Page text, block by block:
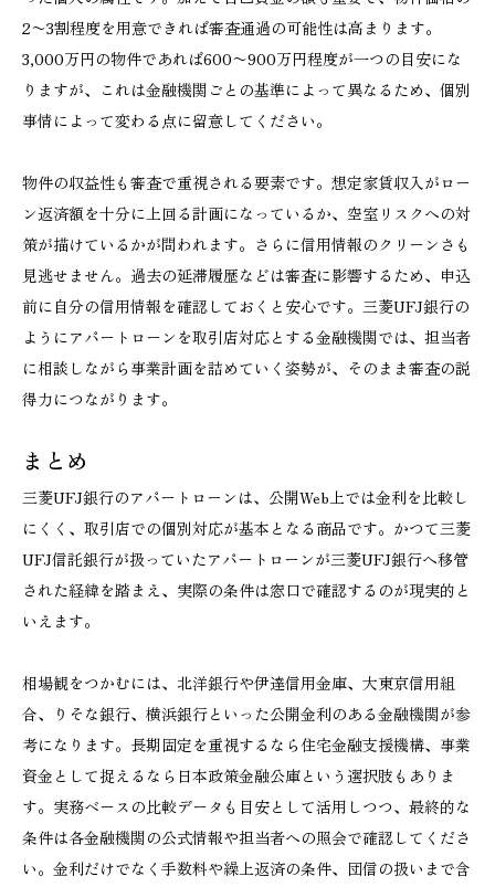
2〜3割程度を用意できれば審査通過の可能性は高まります。
3,000万円の物件であれば600〜900万円程度が一つの目安にな
りますが、これは金融機関ごとの基準によって異なるため、個別
事情によって変わる点に留意してください。
物件の収益性も審査で重視される要素です。想定家賃収入がロー
ン返済額を十分に上回る計画になっているか、空室リスクへの対
策が描けているかが問われます。さらに信用情報のクリーンさも
見逃せません。過去の延滞履歴などは審査に影響するため、申込
前に自分の信用情報を確認しておくと安心です。三菱UFJ銀行の
ようにアパートローンを取引店対応とする金融機関では、担当者
に相談しながら事業計画を詰めていく姿勢が、そのまま審査の説
得力につながります。
まとめ
三菱UFJ銀行のアパートローンは、公開Web上では金利を比較し
にくく、取引店での個別対応が基本となる商品です。かつて三菱
UFJ信託銀行が扱っていたアパートローンが三菱UFJ銀行へ移管
された経緯を踏まえ、実際の条件は窓口で確認するのが現実的と
いえます。
相場観をつかむには、北洋銀行や伊達信用金庫、大東京信用組
合、りそな銀行、横浜銀行といった公開金利のある金融機関が参
考になります。長期固定を重視するなら住宅金融支援機構、事業
資金として捉えるなら日本政策金融公庫という選択肢もありま
す。実務ベースの比較データも目安として活用しつつ、最終的な
条件は各金融機関の公式情報や担当者への照会で確認してくださ
い。金利だけでなく手数料や繰上返済の条件、団信の扱いまで含